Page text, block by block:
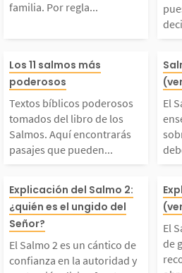
y la
regla general,
días giran
de esos dos
pero...
familia. Por regla...
al
r...
bíblicos
tomados del
los Salmos.
pasajes
servirte
para
Los 11 salmos más
poderosos
Textos bíblicos poderosos
tomados del libro de los
Salmos. Aquí encontrarás
pasajes que pueden...
e
El
Salmo 2 es un
de confianza
y
Explicación del Salmo 2:
¿quién es el ungido del
Señor?
El Salmo 2 es un cántico de
confianza en la autoridad y
El
de